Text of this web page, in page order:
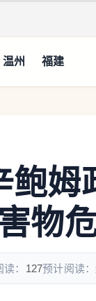
温州 福建
鲍姆
物
读： 127预计阅读：